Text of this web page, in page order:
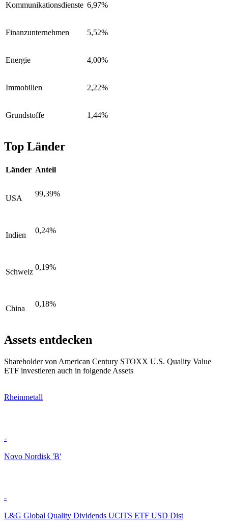
Kommunikationsdienste 6,97%
Finanzunternehmen 5,52%
Energie 4,00%
Immobilien 2,22%
Grundstoffe 1,44%
Top Länder
Länder Anteil
USA
99,39%
Indien
0,24%
Schweiz
0,19%
China
0,18%
Assets entdecken
Shareholder von American Century STOXX U.S. Quality Value
ETF investieren auch in folgende Assets
Rheinmetall
-
Novo Nordisk 'B'
-
L&G Global Quality Dividends UCITS ETF USD Dist